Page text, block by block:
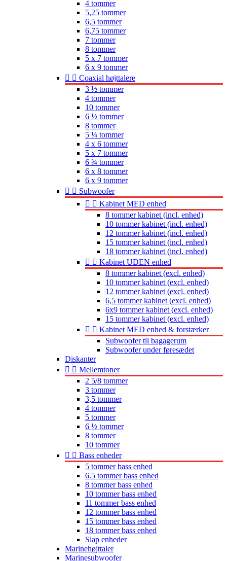
4 tommer
5,25 tommer
6,5 tommer
6,75 tommer
7 tommer
8 tommer
5 x 7 tommer
6 x 9 tommer
  Coaxial højttalere
3 ½ tommer
4 tommer
10 tommer
6 ½ tommer
8 tommer
5 ¼ tommer
4 x 6 tommer
5 x 7 tommer
6 ¾ tommer
6 x 8 tommer
6 x 9 tommer
  Subwoofer
  Kabinet MED enhed
8 tommer kabinet (incl. enhed)
10 tommer kabinet (incl. enhed)
12 tommer kabinet (incl. enhed)
15 tommer kabinet (incl. enhed)
18 tommer kabinet (incl. enhed)
  Kabinet UDEN enhed
8 tommer kabinet (excl. enhed)
10 tommer kabinet (excl. enhed)
12 tommer kabinet (excl. enhed)
6,5 tommer kabinet (excl. enhed)
6x9 tommer kabinet (excl. enhed)
15 tommer kabinet (excl. enhed)
  Kabinet MED enhed & forstærker
Subwoofer til bagagerum
Subwoofer under føresædet
Diskanter
  Mellemtoner
2 5/8 tommer
3 tommer
3,5 tommer
4 tommer
5 tommer
6 ½ tommer
8 tommer
10 tommer
  Bass enheder
5 tommer bass enhed
6.5 tommer bass enhed
8 tommer bass enhed
10 tommer bass enhed
11 tommer bass enhed
12 tommer bass enhed
15 tommer bass enhed
18 tommer bass enhed
Slap enheder
Marinehøjttaler
Marinesubwoofer